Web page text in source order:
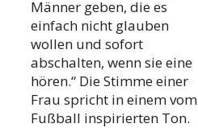
Männer geben, die es
einfach nicht glauben
wollen und sofort
abschalten, wenn sie eine
hören.“ Die Stimme einer
Frau spricht in einem vom
Fußball inspirierten Ton.